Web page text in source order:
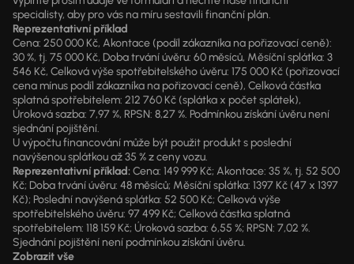
specialisty, aby pro vás na míru sestavili finanční plán.
Reprezentativní příklad
Cena: 250 000 Kč, Akontace (podíl zákazníka na pořizovací ceně):
30 %, tj. 75 000 Kč, Doba trvání úvěru: 60 měsíců, Měsíční splátka: 3
546 Kč, Celková výše spotřebitelského úvěru: 175 000 Kč (pořizovací
cena mínus podíl zákazníka na pořizovací ceně), Celková částka
splatná spotřebitelem: 212 760 Kč (splátka x počet splátek),
Úroková sazba: 7,97 %, RPSN: 8,27 %. Podmínkou získání úvěru není
sjednání pojištění.
U výpočtu financování může být použit produkt s poslední
navýšenou splátkou až 35 % z ceny vozu.
Reprezentativní příklad:Cena: 149 999 Kč; Akontace: 35 %, tj. 52 500
Kč; Doba trvání úvěru: 48 měsíců; Měsíční splátka: 1397 Kč (47 x 1397
Kč); Poslední navýšená splátka: 52 500 Kč; Celková výše
spotřebitelského úvěru: 97 499 Kč; Celková částka splatná
spotřebitelem: 118 159 Kč; Úroková sazba: 6,55 %; RPSN: 7,02 %.
Sjednání pojištění není podmínkou získání úvěru.
Zobrazit vše